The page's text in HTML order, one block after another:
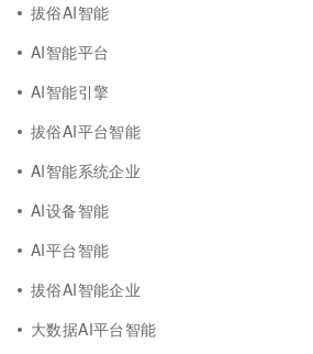
拔俗AI智能
AI智能平台
AI智能引擎
拔俗AI平台智能
AI智能系统企业
AI设备智能
AI平台智能
拔俗AI智能企业
大数据AI平台智能